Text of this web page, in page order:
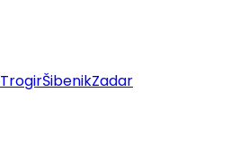
TrogirŠibenikZadar